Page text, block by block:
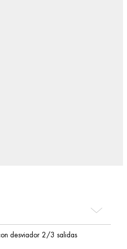
desviador 2/3 salidas